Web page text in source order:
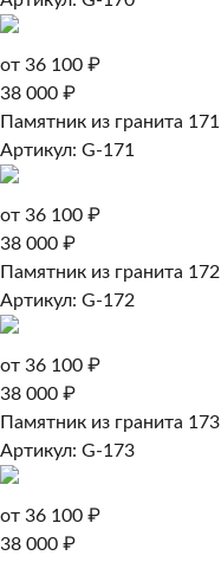
от 36 100 ₽
38 000 ₽
Памятник из гранита 171
Артикул: G-171
от 36 100 ₽
38 000 ₽
Памятник из гранита 172
Артикул: G-172
от 36 100 ₽
38 000 ₽
Памятник из гранита 173
Артикул: G-173
от 36 100 ₽
38 000 ₽